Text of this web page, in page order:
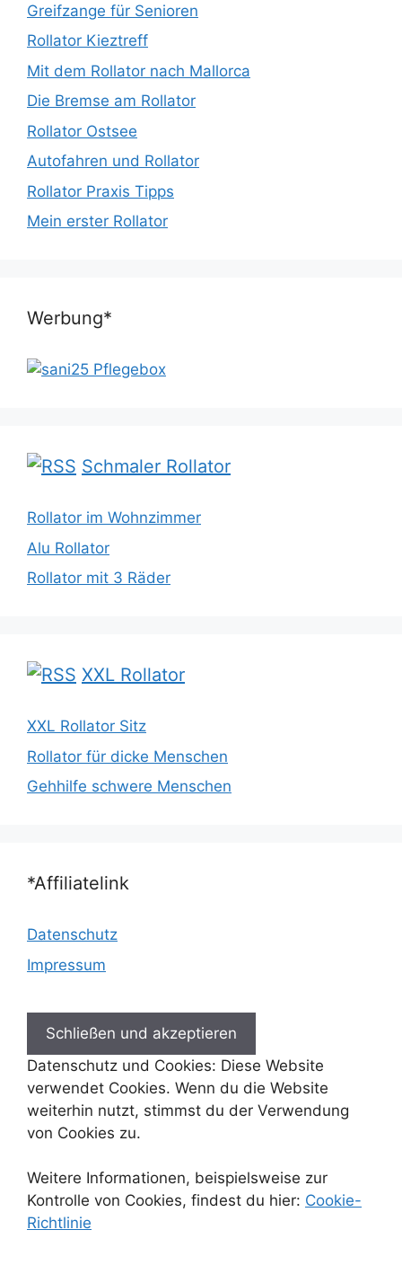
Greifzange für Senioren
Rollator Kieztreff
Mit dem Rollator nach Mallorca
Die Bremse am Rollator
Rollator Ostsee
Autofahren und Rollator
Rollator Praxis Tipps
Mein erster Rollator
Werbung*
Schmaler Rollator
Rollator im Wohnzimmer
Alu Rollator
Rollator mit 3 Räder
XXL Rollator
XXL Rollator Sitz
Rollator für dicke Menschen
Gehhilfe schwere Menschen
*Affiliatelink
Datenschutz
Impressum
Datenschutz und Cookies: Diese Website
verwendet Cookies. Wenn du die Website
weiterhin nutzt, stimmst du der Verwendung
von Cookies zu.
Weitere Informationen, beispielsweise zur
Kontrolle von Cookies, findest du hier: Cookie-
Richtlinie